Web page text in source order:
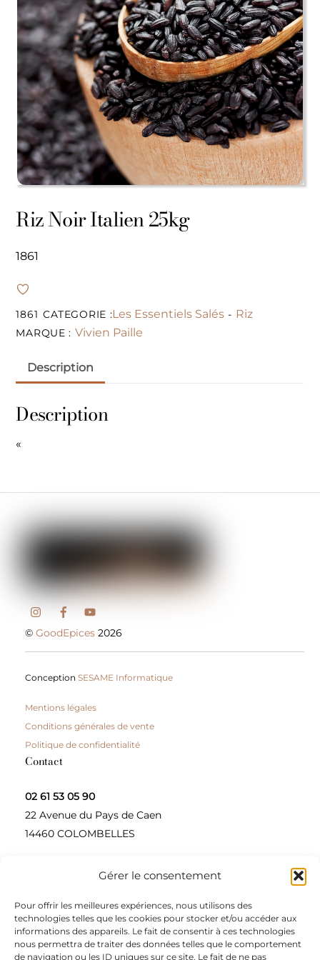
Gérer le consentement
Pour offrir les meilleures expériences, nous utilisons des
technologies telles que les cookies pour stocker et/ou accéder aux
informations des appareils. Le fait de consentir à ces technologies
nous permettra de traiter des données telles que le comportement
de navigation ou les ID uniques sur ce site. Le fait de ne pas
Riz Noir Italien 25kg
1861
1861 CATEGORIE :Les Essentiels Salés - Riz
MARQUE : Vivien Paille
Description
Description
«
©GoodEpices 2026
ConceptionSESAME Informatique
Mentions légales
Conditions générales de vente
Politique de confidentialité
Contact
02 61 53 05 90
22 Avenue du Pays de Caen
14460 COLOMBELLES
Contactez-nous
A propos
Une entreprise à taille humaine, concepteur et